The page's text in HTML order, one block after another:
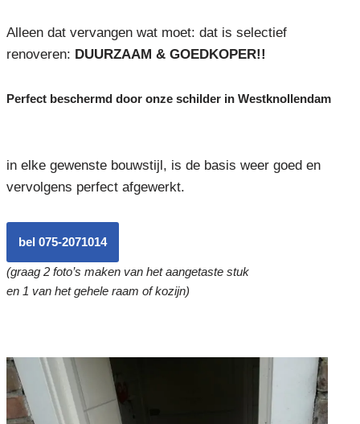
Alleen dat vervangen wat moet: dat is selectief
renoveren: DUURZAAM & GOEDKOPER!!
Perfect beschermd door onze schilder in Westknollendam
in elke gewenste bouwstijl, is de basis weer goed en
vervolgens perfect afgewerkt.
bel 075-2071014
(graag 2 foto’s maken van het aangetaste stuk
en 1 van het gehele raam of kozijn)